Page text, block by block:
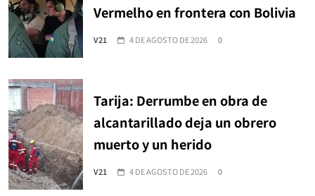
Vermelho en frontera con Bolivia
V21 4 DE AGOSTO DE 2026 0
Tarija: Derrumbe en obra de
alcantarillado deja un obrero
muerto y un herido
V21 4 DE AGOSTO DE 2026 0